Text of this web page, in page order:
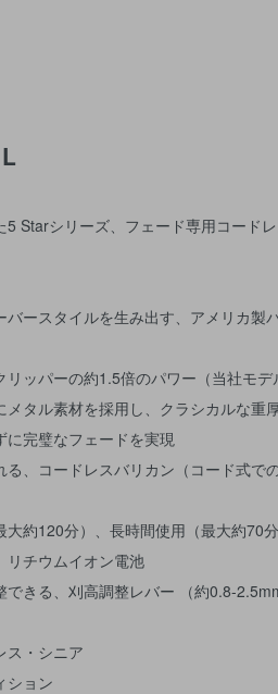
5 Starシリーズ、フェード専用コード
バースタイルを生み出す、アメリカ製
リッパーの約1.5倍のパワー（当社モデ
メタル素材を採用し、クラシカルな重
に完璧なフェードを実現
る、コードレスバリカン（コード式で
大約120分）、長時間使用（最大約70
リチウムイオン電池
できる、刈高調整レバー （約0.8-
ス・シニア
ション